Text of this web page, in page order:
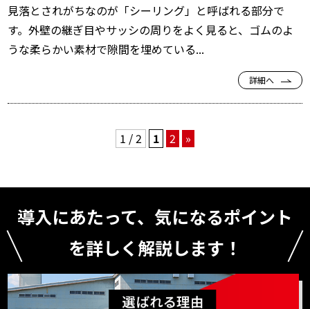
見落とされがちなのが「シーリング」と呼ばれる部分で
す。外壁の継ぎ目やサッシの周りをよく見ると、ゴムのよ
うな柔らかい素材で隙間を埋めている...
詳細へ
1 / 2 1 2 »
導入にあたって、気になるポイント
を詳しく解説します！